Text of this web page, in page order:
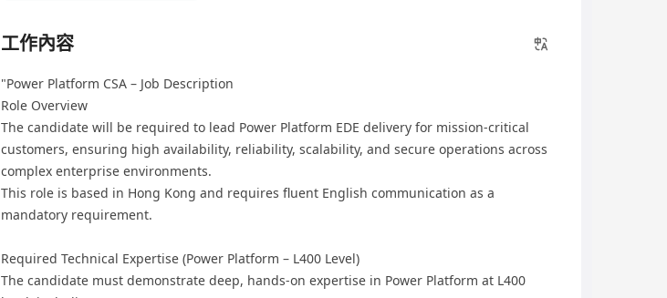
工作內容
"Power Platform CSA – Job Description
Role Overview
The candidate will be required to lead Power Platform EDE delivery for mission-critical
customers, ensuring high availability, reliability, scalability, and secure operations across
complex enterprise environments.
This role is based in Hong Kong and requires fluent English communication as a
mandatory requirement.
Required Technical Expertise (Power Platform – L400 Level)
The candidate must demonstrate deep, hands-on expertise in Power Platform at L400